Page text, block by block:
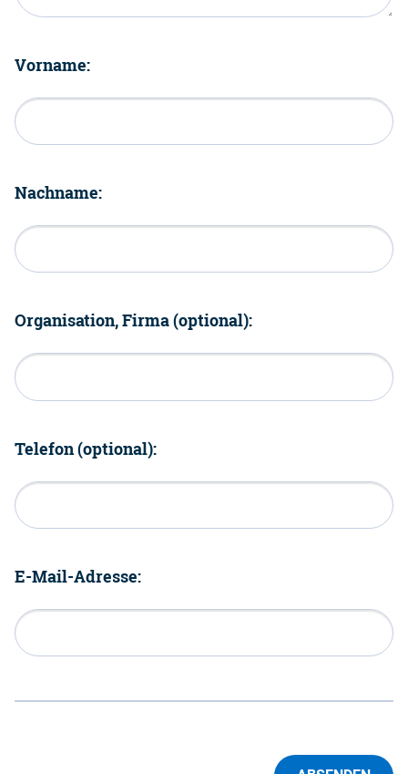
Vorname:
Nachname:
Organisation, Firma (optional):
Telefon (optional):
E-Mail-Adresse: